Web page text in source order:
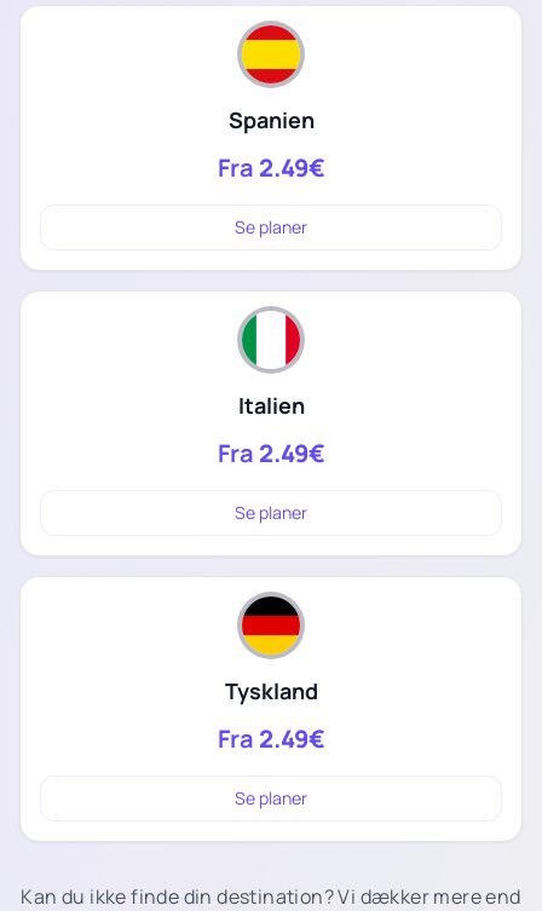
Spanien
Fra 2.49€
Se planer
Italien
Fra 2.49€
Se planer
Tyskland
Fra 2.49€
Se planer
Kan du ikke finde din destination? Vi dækker mere end